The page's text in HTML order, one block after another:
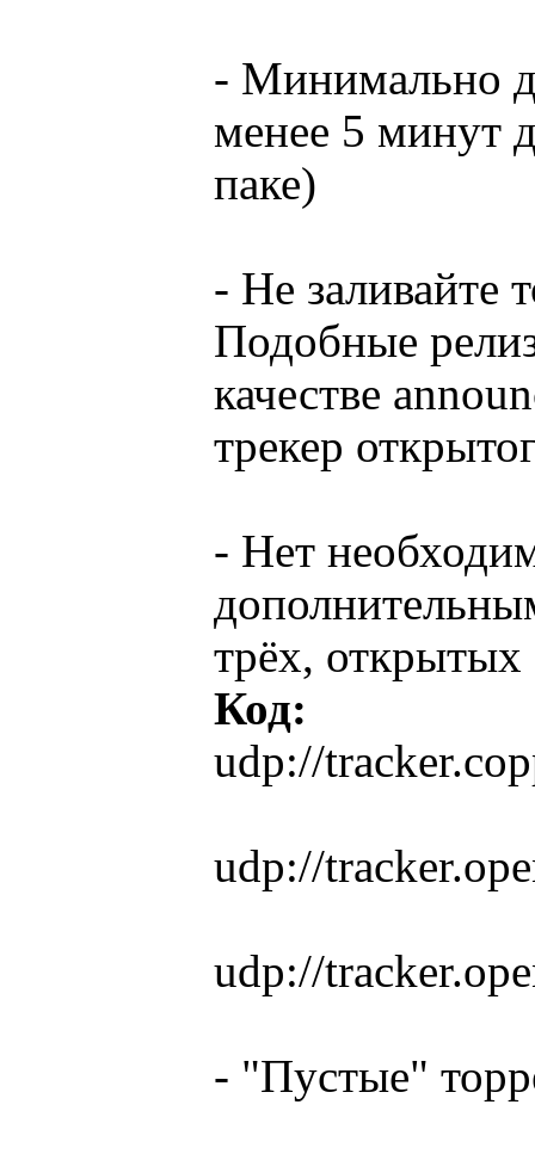
- Минимально
менее 5 минут
паке)
- Не заливайте
Подобные
качестве
трекер
- Нет
трёх, открытых
Код:
udp://
udp://
udp://
- "Пустые"